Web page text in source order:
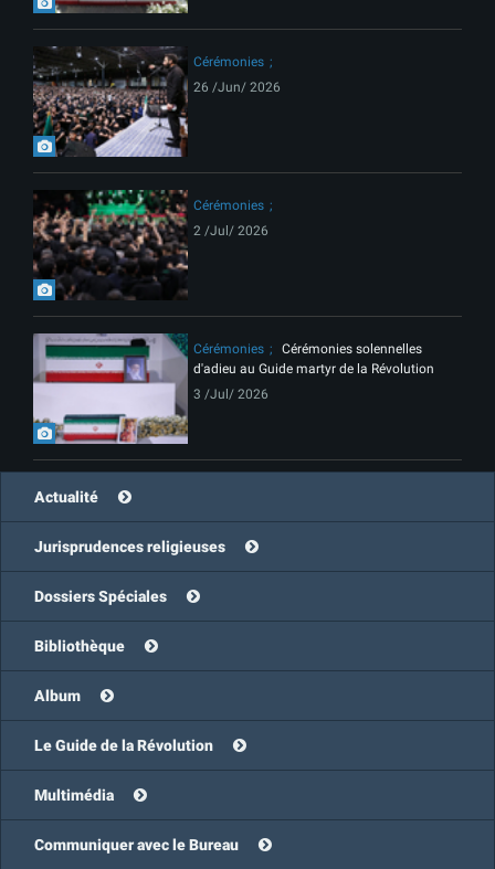
Cérémonies
26 /Jun/ 2026
Cérémonies
2 /Jul/ 2026
Cérémonies
Cérémonies solennelles
d'adieu au Guide martyr de la Révolution
3 /Jul/ 2026
Actualité
Jurisprudences religieuses
Dossiers Spéciales
Bibliothèque
Album
Le Guide de la Révolution
Multimédia
Communiquer avec le Bureau